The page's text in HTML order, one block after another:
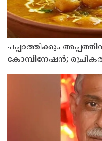
ചപ്പാത്തിക്കും
കോമ്പിനേഷൻ;